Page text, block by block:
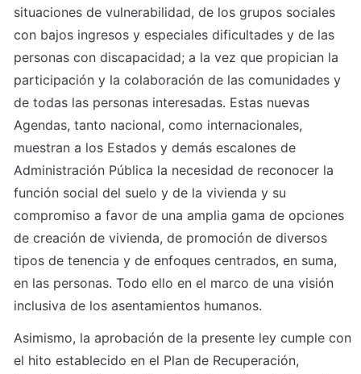
situaciones de vulnerabilidad, de los grupos sociales
con bajos ingresos y especiales dificultades y de las
personas con discapacidad; a la vez que propician la
participación y la colaboración de las comunidades y
de todas las personas interesadas. Estas nuevas
Agendas, tanto nacional, como internacionales,
muestran a los Estados y demás escalones de
Administración Pública la necesidad de reconocer la
función social del suelo y de la vivienda y su
compromiso a favor de una amplia gama de opciones
de creación de vivienda, de promoción de diversos
tipos de tenencia y de enfoques centrados, en suma,
en las personas. Todo ello en el marco de una visión
inclusiva de los asentamientos humanos.
Asimismo, la aprobación de la presente ley cumple con
el hito establecido en el Plan de Recuperación,